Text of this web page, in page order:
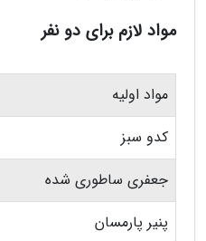
مواد لازم برای دو نفر
مواد اولیه
کدو سبز
جعفری ساطوری شده
پنیر پارمسان